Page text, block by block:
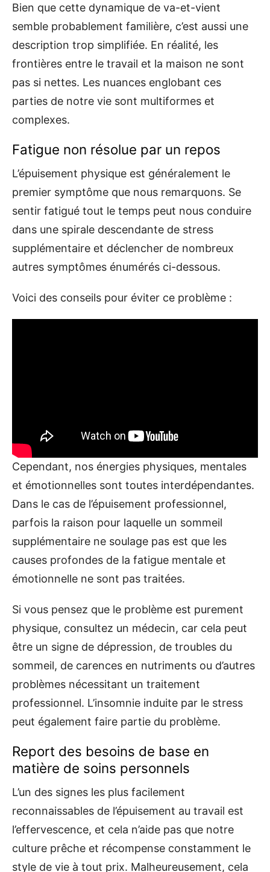
Bien que cette dynamique de va-et-vient
semble probablement familière, c’est aussi une
description trop simplifiée. En réalité, les
frontières entre le travail et la maison ne sont
pas si nettes. Les nuances englobant ces
parties de notre vie sont multiformes et
complexes.
Fatigue non résolue par un repos
L’épuisement physique est généralement le
premier symptôme que nous remarquons. Se
sentir fatigué tout le temps peut nous conduire
dans une spirale descendante de stress
supplémentaire et déclencher de nombreux
autres symptômes énumérés ci-dessous.
Voici des conseils pour éviter ce problème :
Cependant, nos énergies physiques, mentales
et émotionnelles sont toutes interdépendantes.
Dans le cas de l’épuisement professionnel,
parfois la raison pour laquelle un sommeil
supplémentaire ne soulage pas est que les
causes profondes de la fatigue mentale et
émotionnelle ne sont pas traitées.
Si vous pensez que le problème est purement
physique, consultez un médecin, car cela peut
être un signe de dépression, de troubles du
sommeil, de carences en nutriments ou d’autres
problèmes nécessitant un traitement
professionnel. L’insomnie induite par le stress
peut également faire partie du problème.
Report des besoins de base en
matière de soins personnels
L’un des signes les plus facilement
reconnaissables de l’épuisement au travail est
l’effervescence, et cela n’aide pas que notre
culture prêche et récompense constamment le
style de vie à tout prix. Malheureusement, cela